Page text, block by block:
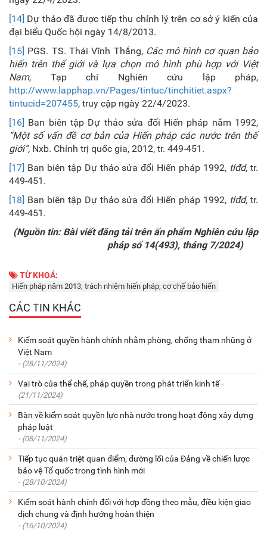
[14] Dự thảo đã được tiếp thu chỉnh lý trên cơ sở ý kiến của
đại biểu Quốc hội ngày 14/8/2013.
[15] PGS. TS. Thái Vĩnh Thắng, Các mô hình cơ quan bảo
hiến trên thế giới và lựa chọn mô hình phù hợp với Việt
Nam, Tạp chí Nghiên cứu lập pháp,
http://www.lapphap.vn/Pages/tintuc/tinchitiet.aspx?
tintucid=207455, truy cập ngày 22/4/2023.
[16] Ban biên tập Dự thảo sửa đổi Hiến pháp năm 1992,
“Một số vấn đề cơ bản của Hiến pháp các nước trên thế
giới”, Nxb. Chính trị quốc gia, 2012, tr. 449-451.
[17] Ban biên tập Dự thảo sửa đổi Hiến pháp 1992, tlđd,tr.
449-451.
[18] Ban biên tập Dự thảo sửa đổi Hiến pháp 1992, tlđd,tr.
449-451.
(Nguồn tin: Bài viết đăng tải trên ấn phẩm Nghiên cứu lập
pháp số 14(493), tháng 7/2024)
TỪ KHOÁ:
Hiến pháp năm 2013; trách nhiệm hiến pháp; cơ chế bảo hiến
CÁC TIN KHÁC
Kiểm soát quyền hành chính nhằm phòng, chống tham nhũng ở
Việt Nam
- (28/11/2024)
Vai trò của thể chế, pháp quyền trong phát triển kinh tế -
(21/11/2024)
Bàn về kiểm soát quyền lực nhà nước trong hoạt động xây dựng
pháp luật
- (08/11/2024)
Tiếp tục quán triệt quan điểm, đường lối của Đảng về chiến lược
bảo vệ Tổ quốc trong tình hình mới
- (28/10/2024)
Kiểm soát hành chính đối với hợp đồng theo mẫu, điều kiện giao
dịch chung và định hướng hoàn thiện
- (16/10/2024)